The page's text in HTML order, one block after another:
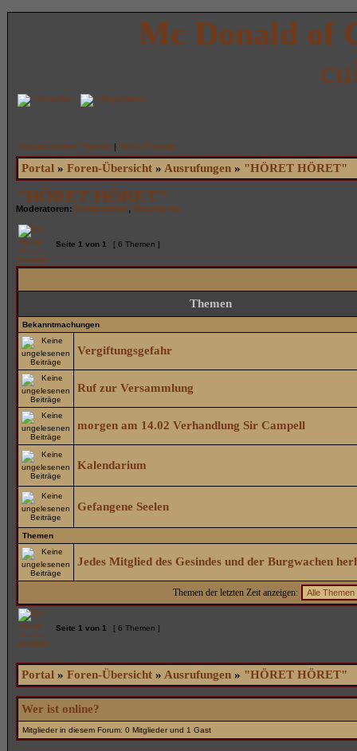
Mc Donald of
Anmelden Registrieren
Unbeantwortete Themen | Aktive Themen
Portal » Foren-Übersicht» Ausrufungen» "HÖRET HÖRET"
"HÖRET HÖRET"
Moderatoren: Burgwachen, Burgherren
Seite 1 von 1 [ 6 Themen ]
Themen
Bekanntmachungen
Vergiftungsgefahr
Ruf zur Versammlung
morgen am 14.02 Verhandlung Sir Campell
Kalendarium
Gefangene Seelen
Themen
Jedes Mitglied des Gesindes und der Burgwachen
Themen der letzten Zeit anzeigen:
Seite 1 von 1 [ 6 Themen ]
Portal » Foren-Übersicht» Ausrufungen» "HÖRET HÖRET"
Wer ist online?
Mitglieder in diesem Forum: 0 Mitglieder und 1 Gast